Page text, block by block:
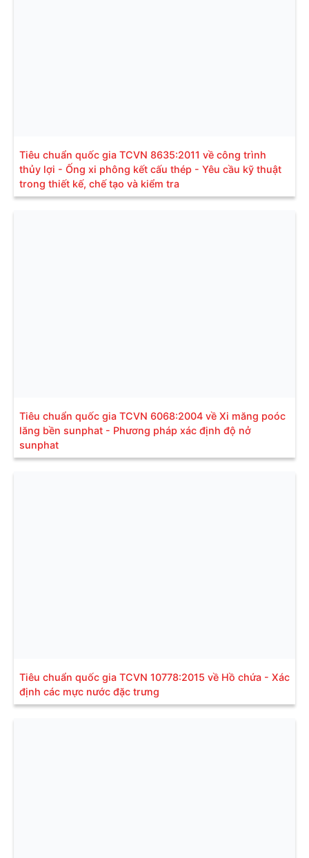
Tiêu chuẩn quốc gia TCVN 8635:2011 về công trình
thủy lợi - Ống xi phông kết cấu thép - Yêu cầu kỹ thuật
trong thiết kế, chế tạo và kiểm tra
Tiêu chuẩn quốc gia TCVN 6068:2004 về Xi măng poóc
lăng bền sunphat - Phương pháp xác định độ nở
sunphat
Tiêu chuẩn quốc gia TCVN 10778:2015 về Hồ chứa - Xác
định các mực nước đặc trưng